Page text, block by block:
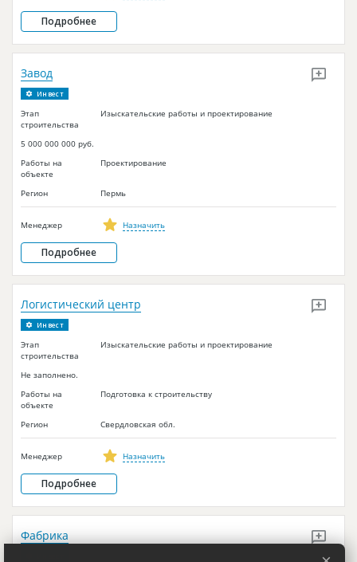
Подробнее
Инвест
Завод
Этап
строительства
Изыскательские работы и проектирование
5 000 000 000 руб.
Работы на
объекте
Проектирование
Регион Пермь
Менеджер Назначить
Подробнее
Инвест
Логистический центр
Этап
строительства
Изыскательские работы и проектирование
Не заполнено.
Работы на
объекте
Подготовка к строительству
Регион Свердловская обл.
Менеджер Назначить
Подробнее
Фабрика